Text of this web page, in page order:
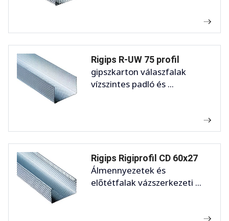
Rigips R-UW 75 profil
gipszkarton válaszfalak
vízszintes padló és ...
Rigips Rigiprofil CD 60x27
Álmennyezetek és
előtétfalak vázszerkezeti ...